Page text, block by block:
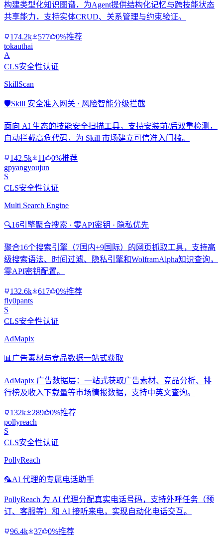
构建类型化知识图谱，为Agent提供结构化记忆与跨技能状态
共享能力，支持实体CRUD、关系管理与约束验证。
174.2k 577
0%推荐
tokauthai
A
CLS安全性认证
SkillScan
🛡️Skill 安全准入网关 · 风险智能分级拦截
面向 AI 生态的技能安全扫描工具，支持安装前/后双重检测，
自动拦截高危代码，为 Skill 市场建立可信准入门槛。
142.5k 11
0%推荐
gpyangyoujun
S
CLS安全性认证
Multi Search Engine
🔍16引擎聚合搜索 · 零API密钥 · 隐私优先
聚合16个搜索引擎（7国内+9国际）的网页抓取工具，支持高
级搜索语法、时间过滤、隐私引擎和WolframAlpha知识查询，
零API密钥配置。
132.6k 617
0%推荐
fly0pants
S
CLS安全性认证
AdMapix
📊 广告素材与竞品数据一站式获取
AdMapix 广告数据层：一站式获取广告素材、竞品分析、排
行榜及收入下载量等市场情报数据，支持中英文查询。
132k 289
0%推荐
pollyreach
S
CLS安全性认证
PollyReach
🦜AI 代理的专属电话助手
PollyReach 为 AI 代理分配真实电话号码，支持外呼任务（预
订、客服等）和 AI 接听来电，实现自动化电话交互。
96.4k 37 0%推荐